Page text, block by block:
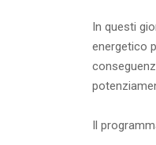
In questi
energetico
Il